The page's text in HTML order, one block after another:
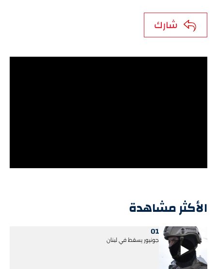
شارك
الأكثر مشاهدة
01
جونيور يسقط في لبنان